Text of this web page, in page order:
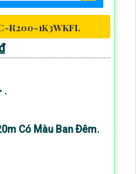
R200-1K3WKFL
.
Có Màu Ban Ðêm.